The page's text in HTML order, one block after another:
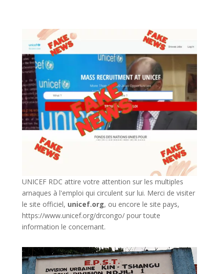
UNICEF RDC attire votre attention sur les multiples
arnaques à l'emploi qui circulent sur lui. Merci de visiter
le site officiel, unicef.org, ou encore le site pays,
https://www.unicef.org/drcongo/pour toute
information le concernant.